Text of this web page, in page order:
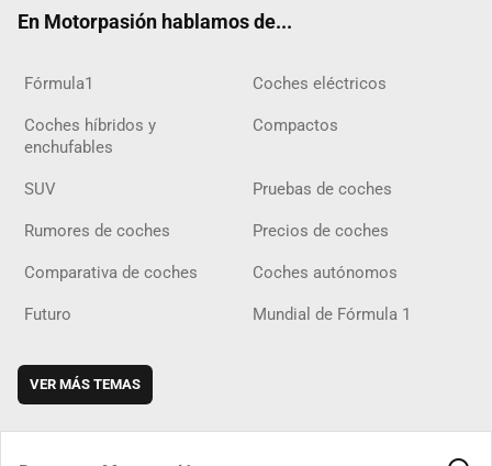
En Motorpasión hablamos de...
Fórmula1 Coches eléctricos
Coches híbridos y
enchufables
Compactos
SUV Pruebas de coches
Rumores de coches Precios de coches
Comparativa de coches Coches autónomos
Futuro Mundial de Fórmula 1
VER MÁS TEMAS